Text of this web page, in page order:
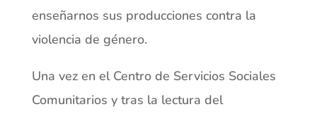
enseñarnos sus producciones contra la
violencia de género.
Una vez en el Centro de Servicios Sociales
Comunitarios y tras la lectura del